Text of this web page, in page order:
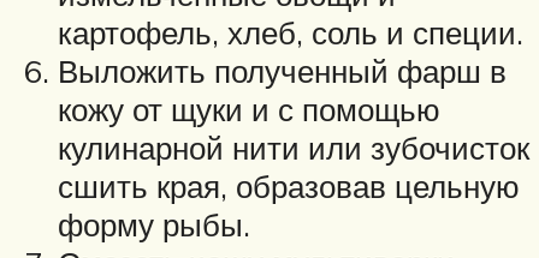
картофель, хлеб, соль и специи.
Выложить полученный фарш в
кожу от щуки и с помощью
кулинарной нити или зубочисток
сшить края, образовав цельную
форму рыбы.